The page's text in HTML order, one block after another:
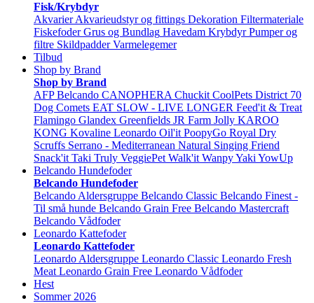
Fisk/Krybdyr
Akvarier Akvarieudstyr og fittings Dekoration Filtermateriale
Fiskefoder Grus og Bundlag Havedam Krybdyr Pumper og
filtre Skildpadder Varmelegemer
Tilbud
Shop by Brand
Shop by Brand
AFP Belcando CANOPHERA Chuckit CoolPets District 70
Dog Comets EAT SLOW - LIVE LONGER Feed'it & Treat
Flamingo Glandex Greenfields JR Farm Jolly KAROO
KONG Kovaline Leonardo Oil'it PoopyGo Royal Dry
Scruffs Serrano - Mediterranean Natural Singing Friend
Snack'it Taki Truly VeggiePet Walk'it WanpyYaki YowUp
Belcando Hundefoder
Belcando Hundefoder
Belcando Aldersgruppe Belcando Classic Belcando Finest -
Til små hunde Belcando Grain Free Belcando Mastercraft
Belcando Vådfoder
Leonardo Kattefoder
Leonardo Kattefoder
Leonardo Aldersgruppe Leonardo Classic Leonardo Fresh
Meat Leonardo Grain Free Leonardo Vådfoder
Hest
Sommer 2026